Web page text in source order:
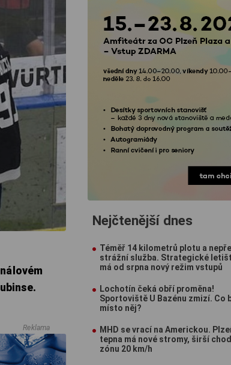
Reklama
Nejčtenější dnes
Téměř 14 kilometrů plotu a
strážní služba. Strategické
má od srpna nový režim vstupů
Lochotín čeká obří proměna!
Sportoviště U Bazénu zmizí. Co
místo něj?
MHD se vrací na Americkou.
tepna má nové stromy, širší
zónu 20 km/h